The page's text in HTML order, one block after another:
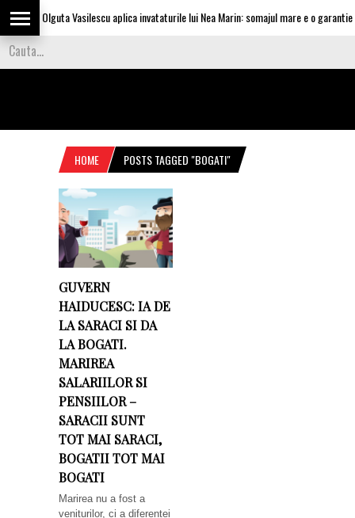
Olguta Vasilescu aplica invataturile lui Nea Marin: somajul mare e o garantie
HOME POSTS TAGGED "BOGATI"
GUVERN
HAIDUCESC: IA DE
LA SARACI SI DA
LA BOGATI.
MARIREA
SALARIILOR SI
PENSIILOR –
SARACII SUNT
TOT MAI SARACI,
BOGATII TOT MAI
BOGATI
Marirea nu a fost a
veniturilor, ci a diferentei